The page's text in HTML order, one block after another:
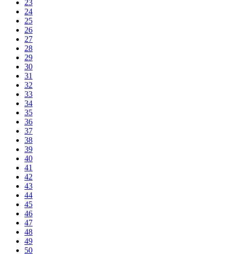
23
24
25
26
27
28
29
30
31
32
33
34
35
36
37
38
39
40
41
42
43
44
45
46
47
48
49
50